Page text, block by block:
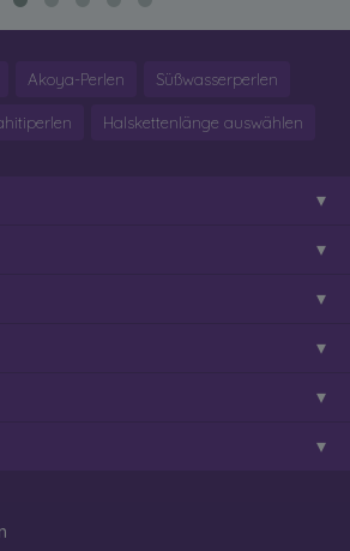
Akoya-Perlen Süßwasserperlen
Halskettenlänge auswählen